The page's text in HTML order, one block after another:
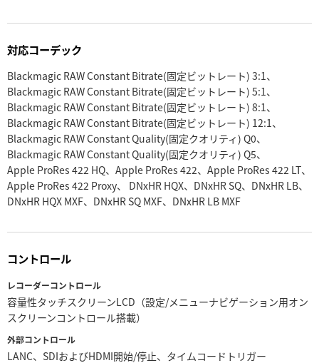
対応コーデック
Blackmagic RAW Constant Bitrate(固定ビットレート) 3:1、
Blackmagic RAW Constant Bitrate(固定ビットレート) 5:1、
Blackmagic RAW Constant Bitrate(固定ビットレート) 8:1、
Blackmagic RAW Constant Bitrate(固定ビットレート) 12:1、
Blackmagic RAW Constant Quality(固定クオリティ) Q0、
Blackmagic RAW Constant Quality(固定クオリティ) Q5、
Apple ProRes 422 HQ、 Apple ProRes 422、 Apple ProRes 422 LT、
Apple ProRes 422 Proxy、
DNxHR HQX、 DNxHR SQ、 DNxHR LB、
DNxHR HQX MXF、 DNxHR SQ MXF、 DNxHR LB MXF
コントロール
レコーダーコントロール
容量性タッチスクリーンLCD（設定/メニューナビゲーション用オン
スクリーンコントロール搭載）
外部コントロール
LANC、SDIおよびHDMI開始/停止、タイムコードトリガー